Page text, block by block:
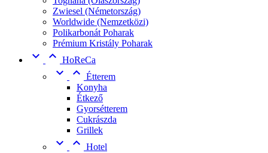
Zwiesel (Németország)
Worldwide (Nemzetközi)
Polikarbonát Poharak
Prémium Kristály Poharak
  HoReCa
  Étterem
Konyha
Étkező
Gyorsétterem
Cukrászda
Grillek
  Hotel